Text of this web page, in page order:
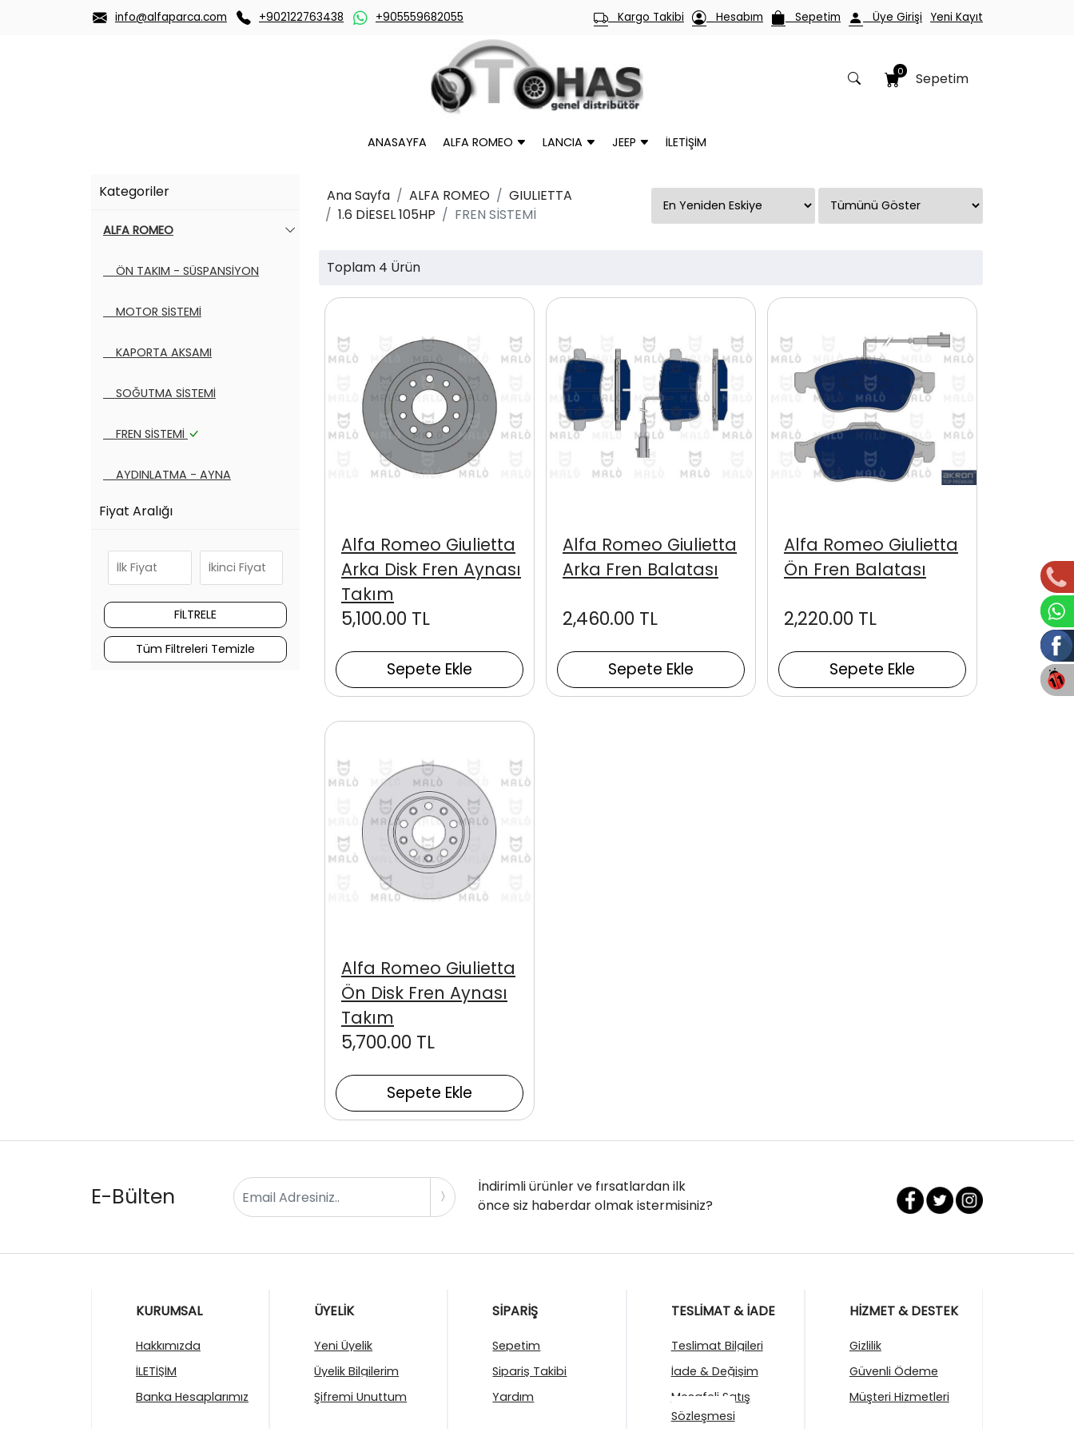
info@alfaparca.com +902122763438 +905559682055 Kargo Takibi Hesabım Sepetim Üye Girişi Yeni Kayıt
Sepetim
0
ANASAYFA ALFA ROMEO LANCIA JEEP İLETİŞİM
Kategoriler
ALFA ROMEO
ÖN TAKIM - SÜSPANSİYON
MOTOR SİSTEMİ
KAPORTA AKSAMI
SOĞUTMA SİSTEMİ
FREN SİSTEMİ
AYDINLATMA - AYNA
DEBRİYAJ SİSTEMİ
KAYIŞ - BİLYA SETLERİ
YAKIT - EGZOZ SİSTEMİ
Fiyat Aralığı
Tüm Filtreleri Temizle
Ana Sayfa ALFA ROMEO
GIULIETTA
1.6 DİESEL 105HP
FREN SİSTEMİ
Toplam 4 Ürün
Sepete Ekle
Alfa Romeo Giulietta
Arka Disk Fren Aynası
Takım
5,100.00 TL
Sepete Ekle
Alfa Romeo Giulietta
Arka Fren Balatası
2,460.00 TL
Sepete Ekle
Alfa Romeo Giulietta
Ön Fren Balatası
2,220.00 TL
Sepete Ekle
Alfa Romeo Giulietta
Ön Disk Fren Aynası
Takım
5,700.00 TL
E-Bülten
İndirimli ürünler ve fırsatlardan ilk
önce siz haberdar olmak istermisiniz?
KURUMSAL
Hakkımızda
İLETİŞİM
Banka Hesaplarımız
ÜYELİK
Yeni Üyelik
Üyelik Bilgilerim
Şifremi Unuttum
SİPARİŞ
Sepetim
Sipariş Takibi
Yardım
TESLİMAT & İADE
Teslimat Bilgileri
İade & Değişim
Mesafeli Satış
Sözleşmesi
HİZMET & DESTEK
Gizlilik
Güvenli Ödeme
Müşteri Hizmetleri